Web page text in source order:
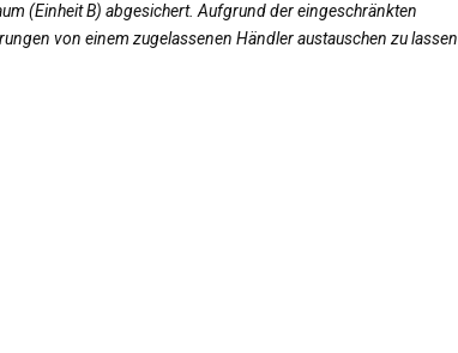
(Einheit B) abgesichert. Aufgrund der eingeschränkten
von einem zugelassenen Händler austauschen zu lassen